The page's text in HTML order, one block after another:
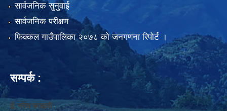
सार्वजनिक सुनुवाई
सार्वजनिक परीक्षण
फिक्कल गाउँपालिका २०७८ को जनगणना रिपोर्ट ।
सम्पर्क :
ई. नरेश बराइली